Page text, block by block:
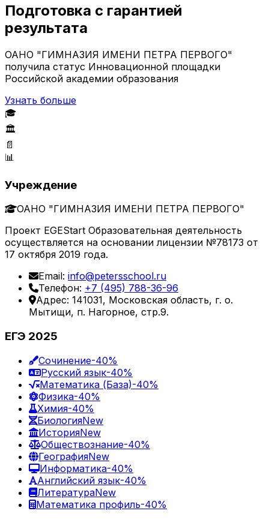
Подготовка с гарантией
результата
ОАНО "ГИМНАЗИЯ ИМЕНИ ПЕТРА ПЕРВОГО"
получила статус Инновационной площадки
Российской академии образования
Узнать больше
🎓
🏛️
📄
📊
Учреждение
ОАНО "ГИМНАЗИЯ ИМЕНИ ПЕТРА ПЕРВОГО"
Проект EGEStart Образовательная деятельность
осуществляется на основании лицензии №78173 от
17 октября 2019 года.
Email: info@petersschool.ru
Телефон: +7 (495) 788-36-96
Адрес: 141031, Московская область, г. о.
Мытищи, п. Нагорное, стр.9.
ЕГЭ 2025
Сочинение-40%
Русский язык-40%
Математика (База)-40%
Физика-40%
Химия-40%
БиологияNew
ИсторияNew
Обществознание-40%
ГеографияNew
Информатика-40%
Английский язык-40%
ЛитератураNew
Математика профиль-40%